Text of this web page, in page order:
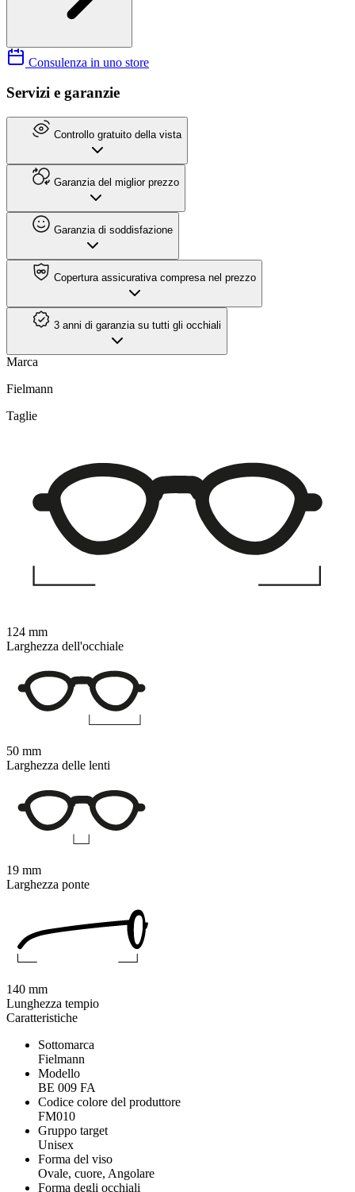
Consulenza in uno store
Servizi e garanzie
Controllo gratuito della vista
Garanzia del miglior prezzo
Garanzia di soddisfazione
Copertura assicurativa compresa nel prezzo
3 anni di garanzia su tutti gli occhiali
Marca
Fielmann
Caratteristiche
Sottomarca
Fielmann
Modello
BE 009 FA
Codice colore del produttore
FM010
Gruppo target
Unisex
Forma del viso
Ovale, cuore, Angolare
Forma degli occhiali
Taglie
124 mm
Larghezza dell'occhiale
50 mm
Larghezza delle lenti
19 mm
Larghezza ponte
140 mm
Lunghezza tempio